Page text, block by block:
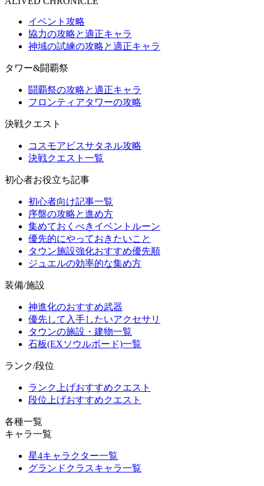
イベント攻略
協力の攻略と適正キャラ
神域の試練の攻略と適正キャラ
タワー&闘覇祭
闘覇祭の攻略と適正キャラ
フロンティアタワーの攻略
決戦クエスト
コスモアビスサタネル攻略
決戦クエスト一覧
初心者お役立ち記事
初心者向け記事一覧
序盤の攻略と進め方
集めておくべきイベントルーン
優先的にやっておきたいこと
タウン施設強化おすすめ優先順
ジュエルの効率的な集め方
装備/施設
神進化のおすすめ武器
優先して入手したいアクセサリ
タウンの施設・建物一覧
石板(EXソウルボード)一覧
ランク/段位
ランク上げおすすめクエスト
段位上げおすすめクエスト
各種一覧
キャラ一覧
星4キャラクター一覧
グランドクラスキャラ一覧